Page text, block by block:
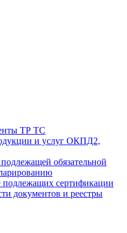
ТР ТС
и услуг ОКПД2,
обязательной
подлежащих сертификации
документов и реестры